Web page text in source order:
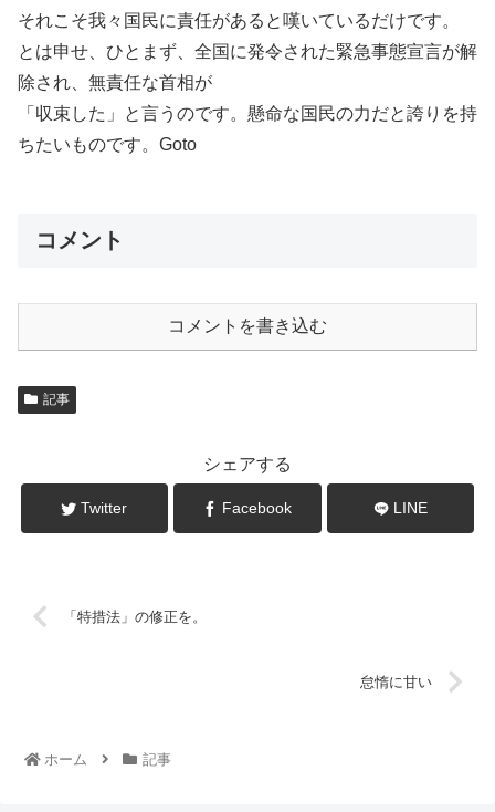
それこそ我々国民に責任があると嘆いているだけです。
とは申せ、ひとまず、全国に発令された緊急事態宣言が解
除され、無責任な首相が
「収束した」と言うのです。懸命な国民の力だと誇りを持
ちたいものです。Goto
コメント
コメントを書き込む
記事
シェアする
Twitter Facebook LINE
「特措法」の修正を。
怠惰に甘い
ホーム 記事